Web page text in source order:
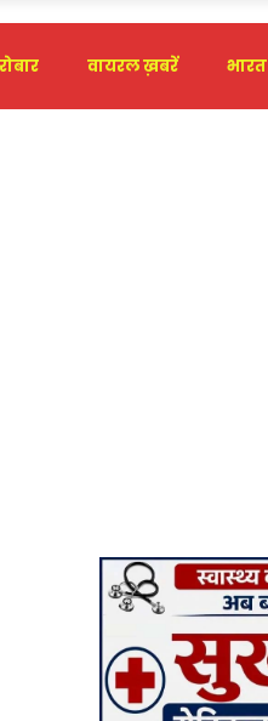
वायरल ख़बरें भारत
पदोन्नति की घोषणा